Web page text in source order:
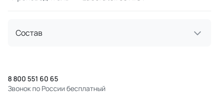
Состав
8 800 551 60 65
Звонок по России бесплатный